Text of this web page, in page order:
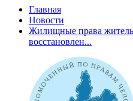
Главная
Новости
Жилищные права
восстановлен...